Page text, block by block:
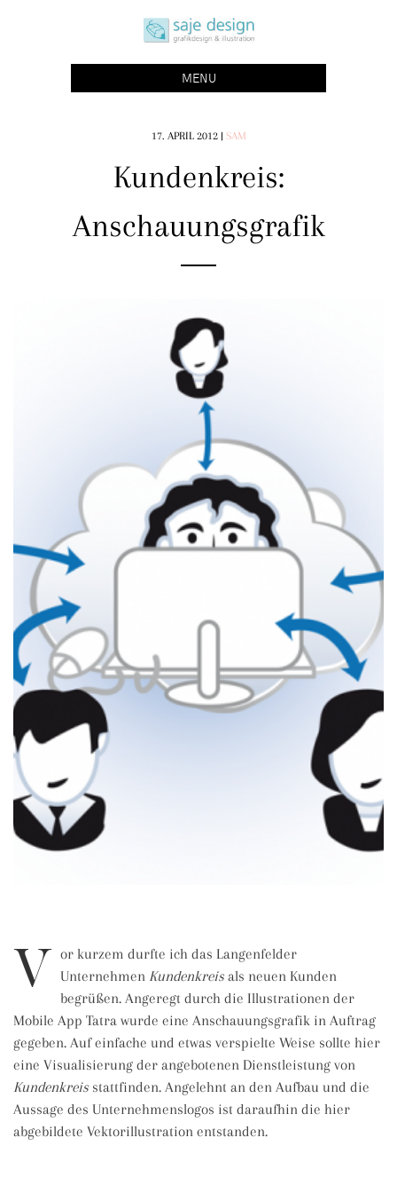
saje design bonn
grafikdesign | buchgestaltung | illustration
MENU
17. APRIL 2012 | SAM
Kundenkreis:
Anschauungsgrafik
V or kurzem durfte ich das Langenfelder
Unternehmen Kundenkreis als neuen Kunden
begrüßen. Angeregt durch die Illustrationen der
Mobile App Tatra wurde eine Anschauungsgrafik in Auftrag
gegeben. Auf einfache und etwas verspielte Weise sollte hier
eine Visualisierung der angebotenen Dienstleistung von
Kundenkreis stattfinden. Angelehnt an den Aufbau und die
Aussage des Unternehmenslogos ist daraufhin die hier
abgebildete Vektorillustration entstanden.